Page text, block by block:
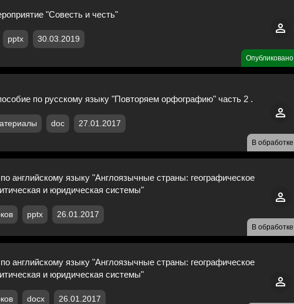
Опубликовано
"Совесть и честь"
pptx 30.03.2019
В обработке
по русскому языку "Повторяем орфографию" часть 2 .
doc 27.01.2017
В обработке
английскому языку "Англоязычные страны: географическое
и юридическая системы"
pptx 26.01.2017
английскому языку "Англоязычные страны: географическое
и юридическая системы"
docx 26.01.2017